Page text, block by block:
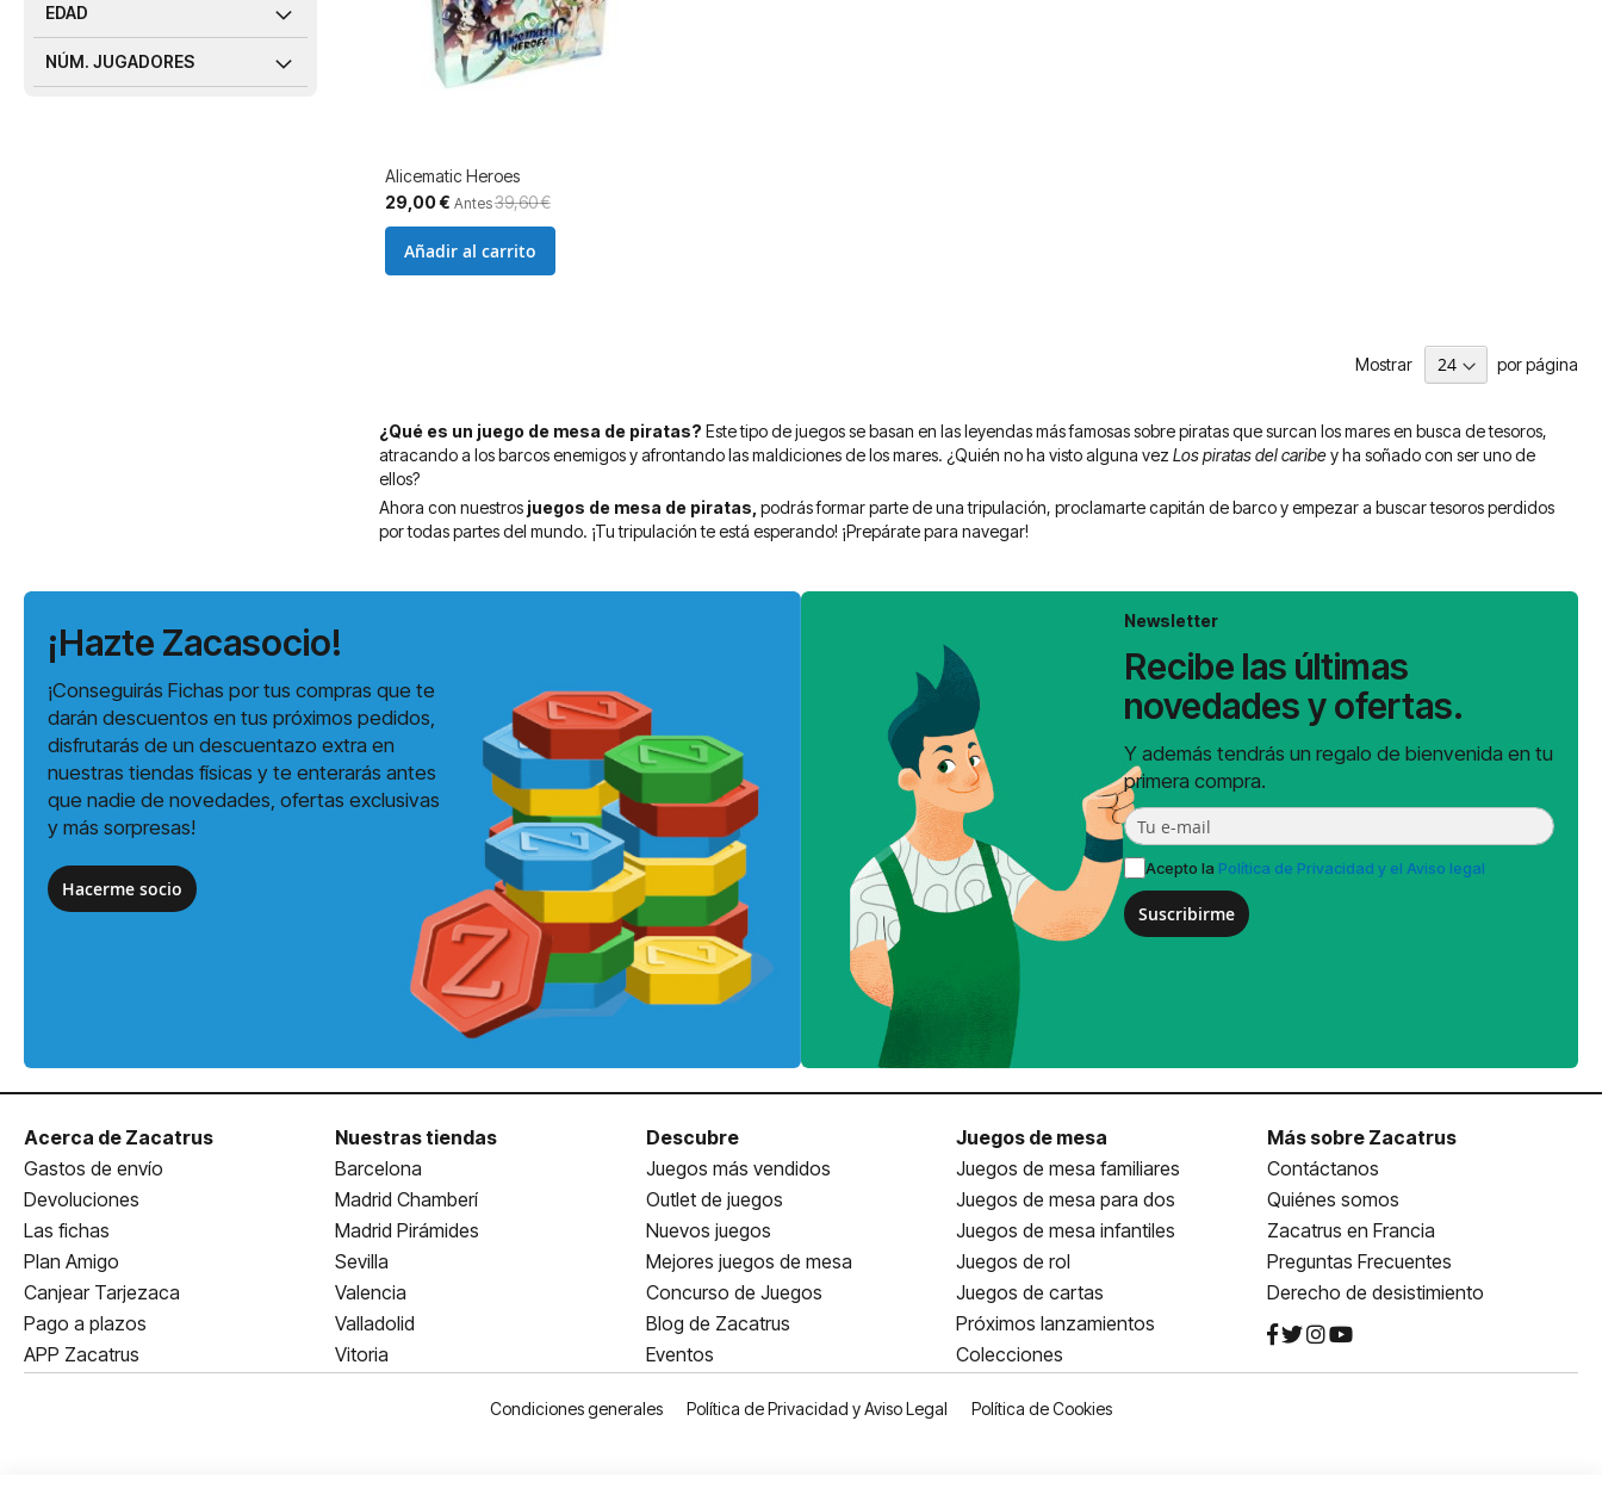
Alicematic Heroes
Precio
especial
29,00 € Antes39,60 €
Añadir al carrito
Mostrar por página
¿Qué es un juego de mesa de piratas? Este tipo de juegos se basan en las leyendas más famosas sobre piratas que surcan los mares en busca de tesoros,
atracando a los barcos enemigos y afrontando las maldiciones de los mares. ¿Quién no ha visto alguna vez Los piratas del caribey ha soñado con ser uno de
ellos?
Ahora con nuestrosjuegos de mesa de piratas, podrás formar parte de una tripulación, proclamarte capitán de barco y empezar a buscar tesoros perdidos
por todas partes del mundo. ¡Tu tripulación te está esperando! ¡Prepárate para navegar!
EDAD
NÚM. JUGADORES
¡Hazte Zacasocio!
¡Conseguirás Fichas por tus compras que te
darán descuentos en tus próximos pedidos,
disfrutarás de un descuentazo extra en
nuestras tiendas físicas y te enterarás antes
que nadie de novedades, ofertas exclusivas
y más sorpresas!
Hacerme socio
Newsletter
Recibe las últimas
novedades y ofertas.
Y además tendrás un regalo de bienvenida en tu
primera compra.
Acepto la Política de Privacidad y el Aviso legal
Suscribirme
Acerca de Zacatrus
Gastos de envío
Devoluciones
Las fichas
Plan Amigo
Canjear Tarjezaca
Pago a plazos
APP Zacatrus
Nuestras tiendas
Barcelona
Madrid Chamberí
Madrid Pirámides
Sevilla
Valencia
Valladolid
Vitoria
Descubre
Juegos más vendidos
Outlet de juegos
Nuevos juegos
Mejores juegos de mesa
Concurso de Juegos
Blog de Zacatrus
Eventos
Juegos de mesa
Juegos de mesa familiares
Juegos de mesa para dos
Juegos de mesa infantiles
Juegos de rol
Juegos de cartas
Próximos lanzamientos
Colecciones
Más sobre Zacatrus
Contáctanos
Quiénes somos
Zacatrus en Francia
Preguntas Frecuentes
Derecho de desistimiento
Condiciones generales Política de Privacidad y Aviso Legal Política de Cookies